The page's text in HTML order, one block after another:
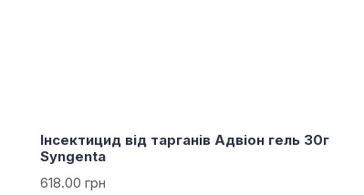
Інсектицид від тарганів Адвіон гель 30г
Syngenta
618.00 грн